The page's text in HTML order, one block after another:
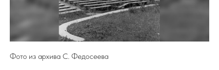
Фото из архива С. Федосеева